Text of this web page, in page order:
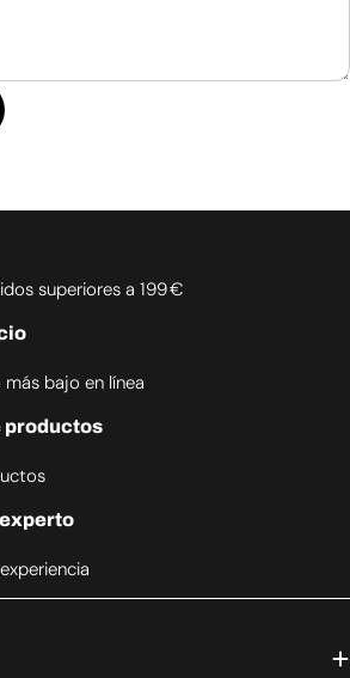
superiores a 199 €
bajo en línea
productos